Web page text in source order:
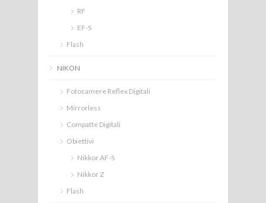
RF
EF-S
Flash
NIKON
Fotocamere Reflex Digitali
Mirrorless
Compatte Digitali
Obiettivi
Nikkor AF-S
Nikkor Z
Flash